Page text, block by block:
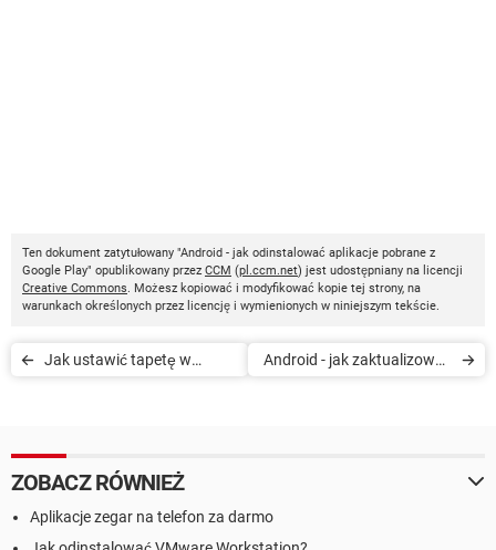
Ten dokument zatytułowany "Android - jak odinstalować aplikacje pobrane z
Google Play" opublikowany przez CCM (pl.ccm.net) jest udostępniany na licencji
Creative Commons. Możesz kopiować i modyfikować kopie tej strony, na
warunkach określonych przez licencję i wymienionych w niniejszym tekście.
Jak ustawić tapetę w
Android - jak zaktualizować
ZOBACZ RÓWNIEŻ
Aplikacje zegar na telefon za darmo